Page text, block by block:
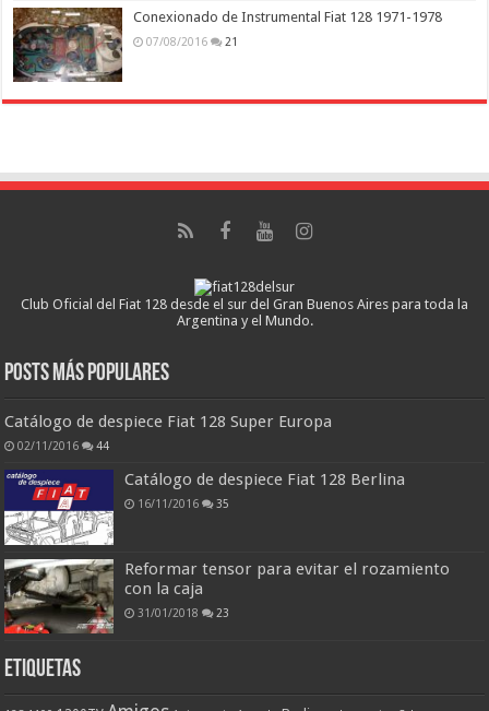
Conexionado de Instrumental Fiat 128 1971-1978
07/08/2016 21
Club Oficial del Fiat 128 desde el sur del Gran Buenos Aires para toda la
Argentina y el Mundo.
Posts más populares
Catálogo de despiece Fiat 128 Super Europa
02/11/2016 44
Catálogo de despiece Fiat 128 Berlina
16/11/2016 35
Reformar tensor para evitar el rozamiento
con la caja
31/01/2018 23
ETIQUETAS